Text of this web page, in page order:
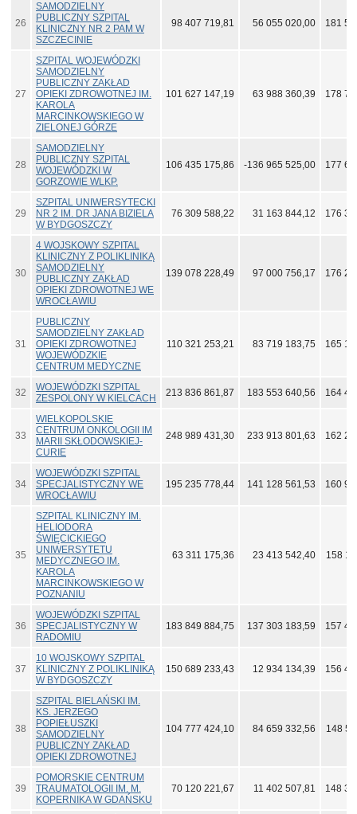
26
SAMODZIELNY
PUBLICZNY SZPITAL
KLINICZNY NR 2 PAM W
SZCZECINIE
98 407 719,81 56 055 020,00 181
27
SZPITAL WOJEWÓDZKI
SAMODZIELNY
PUBLICZNY ZAKŁAD
OPIEKI ZDROWOTNEJ IM.
KAROLA
MARCINKOWSKIEGO W
ZIELONEJ GÓRZE
101 627 147,19 63 988 360,39 178
28
SAMODZIELNY
PUBLICZNY SZPITAL
WOJEWÓDZKI W
GORZOWIE WLKP.
106 435 175,86 -136 965 525,00 177
29
SZPITAL UNIWERSYTECKI
NR 2 IM. DR JANA BIZIELA
W BYDGOSZCZY
76 309 588,22 31 163 844,12 176
30
4 WOJSKOWY SZPITAL
KLINICZNY Z POLIKLINIKĄ
SAMODZIELNY
PUBLICZNY ZAKŁAD
OPIEKI ZDROWOTNEJ WE
WROCŁAWIU
139 078 228,49 97 000 756,17 176
31
PUBLICZNY
SAMODZIELNY ZAKŁAD
OPIEKI ZDROWOTNEJ
WOJEWÓDZKIE
CENTRUM MEDYCZNE
110 321 253,21 83 719 183,75 165
32
WOJEWÓDZKI SZPITAL
ZESPOLONY W KIELCACH
213 836 861,87 183 553 640,56 164
33
WIELKOPOLSKIE
CENTRUM ONKOLOGII IM
MARII SKŁODOWSKIEJ-
CURIE
248 989 431,30 233 913 801,63 162
34
WOJEWÓDZKI SZPITAL
SPECJALISTYCZNY WE
WROCŁAWIU
195 235 778,44 141 128 561,53 160
35
SZPITAL KLINICZNY IM.
HELIODORA
ŚWIĘCICKIEGO
UNIWERSYTETU
MEDYCZNEGO IM.
KAROLA
MARCINKOWSKIEGO W
POZNANIU
63 311 175,36 23 413 542,40 158
36
WOJEWÓDZKI SZPITAL
SPECJALISTYCZNY W
RADOMIU
183 849 884,75 137 303 183,59 157
37
10 WOJSKOWY SZPITAL
KLINICZNY Z POLIKLINIKĄ
W BYDGOSZCZY
150 689 233,43 12 934 134,39 156
38
SZPITAL BIELAŃSKI IM.
KS. JERZEGO
POPIEŁUSZKI
SAMODZIELNY
PUBLICZNY ZAKŁAD
OPIEKI ZDROWOTNEJ
104 777 424,10 84 659 332,56 148
39
POMORSKIE CENTRUM
TRAUMATOLOGII IM. M.
KOPERNIKA W GDAŃSKU
70 120 221,67 11 402 507,81 148